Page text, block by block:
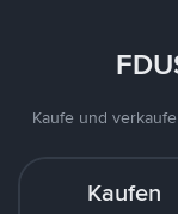
Kaufe und
Kaufen